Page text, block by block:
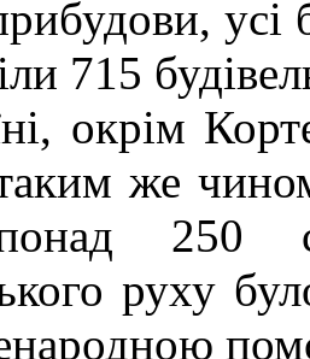
715
окрім
же
250
руху